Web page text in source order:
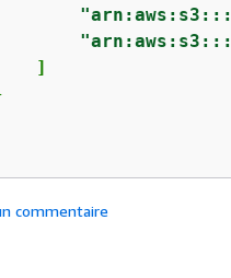
"arn:aws:s3:::
"arn:aws:s3:::
]
commentaire